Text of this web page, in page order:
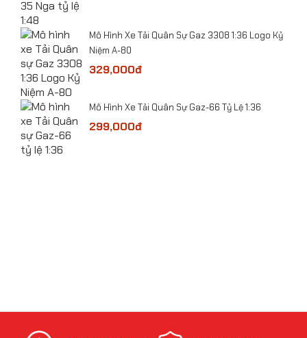
​Mô Hình Xe Tải Quân Sự Gaz 3308 1:36 Logo Kỷ
Niệm A-80
329,000đ
​Mô Hình Xe Tải Quân Sự Gaz-66 Tỷ Lệ 1:36
299,000đ